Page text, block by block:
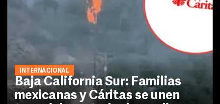
INTERNACIONAL
Baja California Sur: Familias
mexicanas y Cáritas se unen